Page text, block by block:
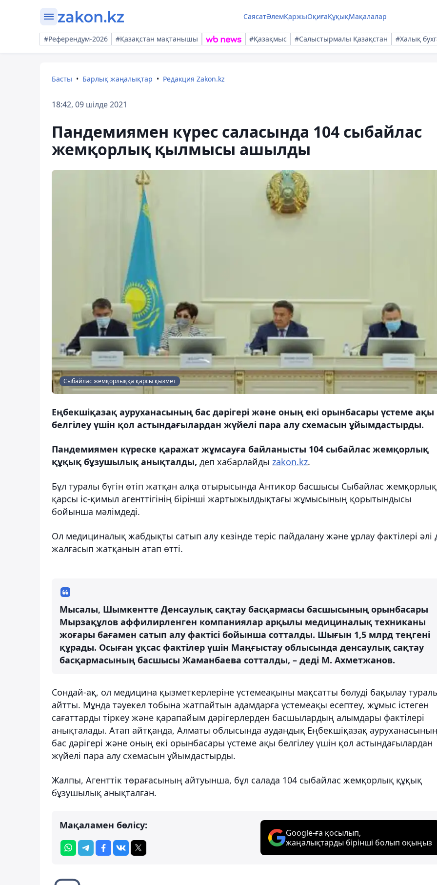
СаясатӘлемҚаржыОқиғаҚұқықМақалалар
#Референдум-2026 #Қазақстан мақтанышы #Қазақмыс #Салыстырмалы Қазақстан #Халық
Басты Барлық жаңалықтар Редакция Zakon.kz
18:42, 09 шілде 2021
Пандемиямен күрес саласында 104 сыбайлас
жемқорлық қылмысы ашылды
Сыбайлас жемқорлыққа қарсы қызмет
Еңбекшіқазақ ауруханасының бас дәрігері және оның екі орынбасары үстеме ақы
белгілеу үшін қол астындағылардан жүйелі пара алу схемасын ұйымдастырды.
Пандемиямен күреске қаражат жұмсауға байланысты 104 сыбайлас жемқорлық
құқық бұзушылық анықталды, деп хабарлайды zakon.kz.
Бұл туралы бүгін өтіп жатқан алқа отырысында Антикор басшысы Сыбайлас
қарсы іс-қимыл агенттігінің бірінші жартыжылдықтағы жұмысының қорытындысы
бойынша мәлімдеді.
Ол медициналық жабдықты сатып алу кезінде теріс пайдалану және ұрлау фактілері әлі
жалғасып жатқанын атап өтті.
Мысалы, Шымкентте Денсаулық сақтау басқармасы басшысының орынбасары
Мырзақұлов аффилирленген компаниялар арқылы медициналық техниканы
жоғары бағамен сатып алу фактісі бойынша сотталды. Шығын 1,5 млрд теңгені
құрады. Осыған ұқсас фактілер үшін Маңғыстау облысында денсаулық сақтау
басқармасының басшысы Жаманбаева сотталды, – деді М. Ахметжанов.
Сондай-ақ, ол медицина қызметкерлеріне үстемеақыны мақсатты бөлуді бақылау
айтты. Мұнда тәуекел тобына жатпайтын адамдарға үстемеақы есептеу, жұмыс істеген
сағаттарды тіркеу және қарапайым дәрігерлерден басшылардың алымдары фактілері
анықталады. Атап айтқанда, Алматы облысында аудандық Еңбекшіқазақ
бас дәрігері және оның екі орынбасары үстеме ақы белгілеу үшін қол астындағылардан
жүйелі пара алу схемасын ұйымдастырды.
Жалпы, Агенттік төрағасының айтуынша, бұл салада 104 сыбайлас жемқорлық құқық
бұзушылық анықталған.
Мақаламен бөлісу:
Google-ға қосылып,
жаңалықтарды бірінші болып оқыңыз